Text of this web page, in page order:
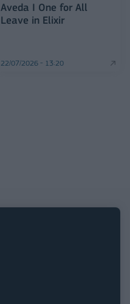
Aveda I One for All
Leave in Elixir
22/07/2026 - 13:20